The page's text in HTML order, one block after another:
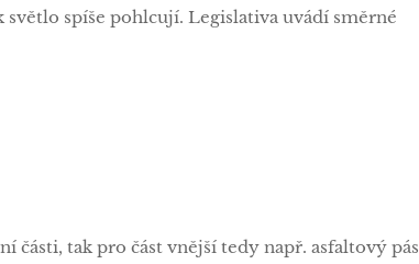
spíše pohlcují. Legislativa uvádí směrné
tak pro část vnější tedy např. asfaltový pás